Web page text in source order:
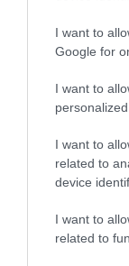
I want to
Google for
I want to
I want to
related to
device
I want to
related to